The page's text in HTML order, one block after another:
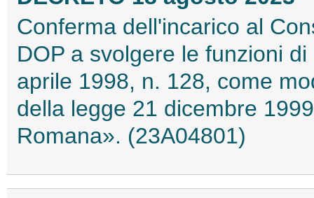
Conferma dell'incarico al
DOP a svolgere le funzioni
aprile 1998, n. 128, come
della legge 21 dicembre
Romana». (23A04801)